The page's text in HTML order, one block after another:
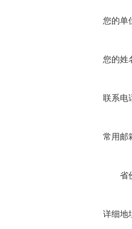
您的单
您的姓
联系电
常用邮
省
详细地